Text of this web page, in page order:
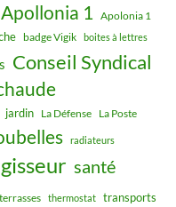
Apollonia 1 Apolonia 1
badge Vigik boites à lettres
Conseil Syndical
jardin La Défense La Poste
radiateurs
santé
terrasses thermostat transports